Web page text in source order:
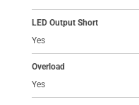
LED Output Short
Yes
Overload
Yes